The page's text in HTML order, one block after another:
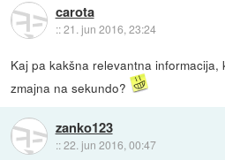
carota
::21. jun 2016, 23:24
Kaj pa kakšna relevantna
zmajna na sekundo?
zanko123
::22. jun 2016, 00:47